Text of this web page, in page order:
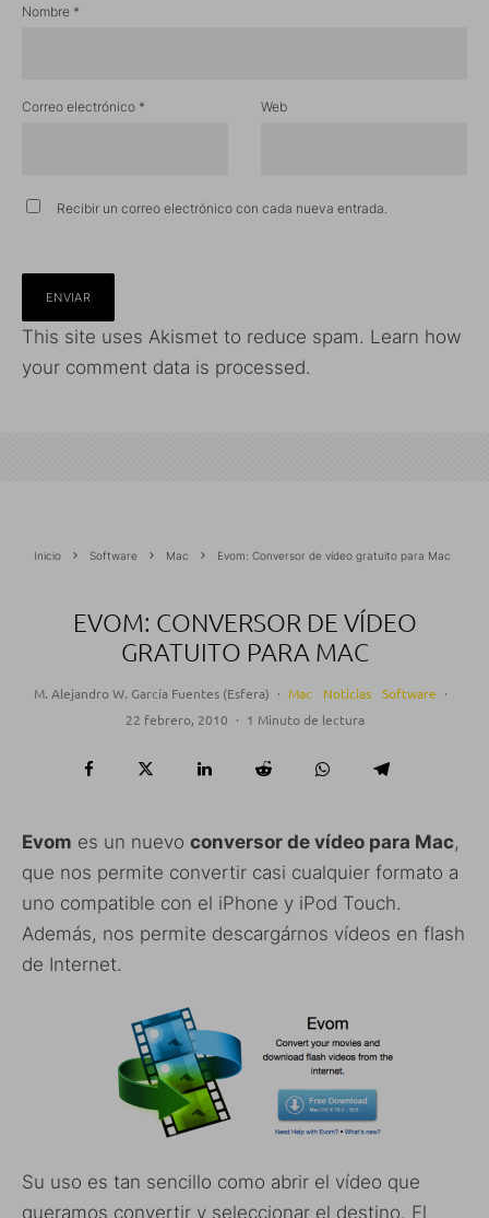
Nombre *
Correo electrónico * Web
Recibir un correo electrónico con cada nueva entrada.
This site uses Akismet to reduce spam. Learn how
your comment data is processed.
Inicio Software Mac Evom: Conversor de vídeo gratuito para Mac
EVOM: CONVERSOR DE VÍDEO
GRATUITO PARA MAC
M. Alejandro W. García Fuentes (Esfera) · Mac Noticias Software ·
22 febrero, 2010 · 1 Minuto de lectura
Evom es un nuevo conversor de vídeo para Mac,
que nos permite convertir casi cualquier formato a
uno compatible con el iPhone y iPod Touch.
Además, nos permite descargárnos vídeos en flash
de Internet.
Su uso es tan sencillo como abrir el vídeo que
queramos convertir y seleccionar el destino. El